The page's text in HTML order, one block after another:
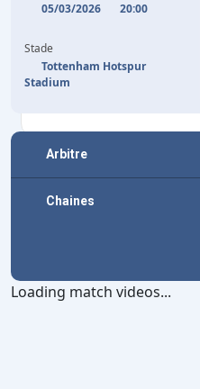
05/03/2026
20:00
Stade
Tottenham Hotspur
Stadium
Arbitre
Chaines
Loading match videos...